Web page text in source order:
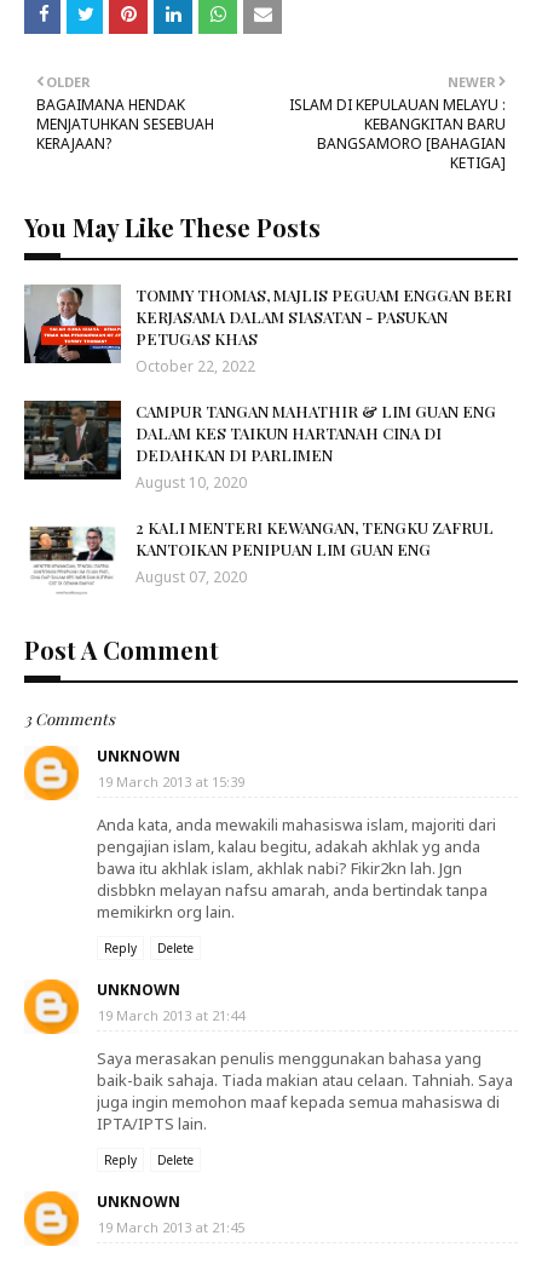
NEWER
ISLAM DI KEPULAUAN MELAYU :
KEBANGKITAN BARU
BANGSAMORO [BAHAGIAN
KETIGA]
OLDER
BAGAIMANA HENDAK
MENJATUHKAN SESEBUAH
KERAJAAN?
You May Like These Posts
TOMMY THOMAS, MAJLIS PEGUAM ENGGAN BERI
KERJASAMA DALAM SIASATAN - PASUKAN
PETUGAS KHAS
October 22, 2022
CAMPUR TANGAN MAHATHIR & LIM GUAN ENG
DALAM KES TAIKUN HARTANAH CINA DI
DEDAHKAN DI PARLIMEN
August 10, 2020
2 KALI MENTERI KEWANGAN, TENGKU ZAFRUL
KANTOIKAN PENIPUAN LIM GUAN ENG
August 07, 2020
Post A Comment
3 Comments
UNKNOWN
19 March 2013 at 15:39
Anda kata, anda mewakili mahasiswa islam, majoriti dari
pengajian islam, kalau begitu, adakah akhlak yg anda
bawa itu akhlak islam, akhlak nabi? Fikir2kn lah. Jgn
disbbkn melayan nafsu amarah, anda bertindak tanpa
memikirkn org lain.
Reply Delete
UNKNOWN
19 March 2013 at 21:44
Saya merasakan penulis menggunakan bahasa yang
baik-baik sahaja. Tiada makian atau celaan. Tahniah. Saya
juga ingin memohon maaf kepada semua mahasiswa di
IPTA/IPTS lain.
Reply Delete
UNKNOWN
19 March 2013 at 21:45